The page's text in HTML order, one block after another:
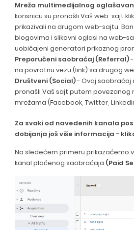
Mreža multimedijalnog
korisnicu su pronašli Vaš web-sajt
prikazivali na drugom web-sajtu.
blogovima i slikovni oglasi na web-
uobičajeni generatori prikaznog
Preporučeni saobraćaj (Referral)-
na povratnu vezu (link) sa drugog
Društveni (Social)- Ovaj saobraćaj
pronašli Vaš sajt putem povezanog
mrežama (Facebook, Twitter,
Za svaki od navedenih kanala
dobijanja još više informacija -
Na sledećem primeru prikazaćemo
kanal plaćenog saobraćaja (Paid